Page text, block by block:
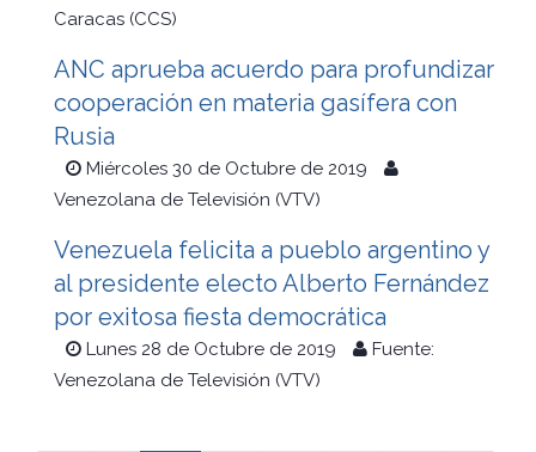
Caracas (CCS)
ANC aprueba acuerdo para profundizar
cooperación en materia gasífera con
Rusia
Miércoles 30 de Octubre de 2019
Venezolana de Televisión (VTV)
Venezuela felicita a pueblo argentino y
al presidente electo Alberto Fernández
por exitosa fiesta democrática
Lunes 28 de Octubre de 2019
Fuente:
Venezolana de Televisión (VTV)